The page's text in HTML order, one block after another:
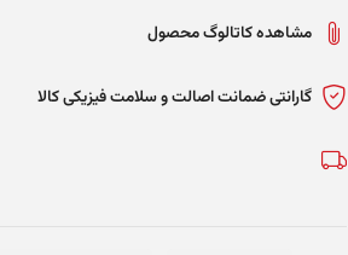
مکانیکی
میکاسا
ژاپن
-
عدد
مشاهده کاتالوگ محصول
گارانتی ضمانت اصالت و سلامت فیزیکی کالا